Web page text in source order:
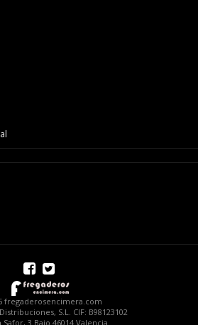
fregaderosencimera.com
S.L. CIF: B98123102
Safor, 3 Bajo 46014 Valencia